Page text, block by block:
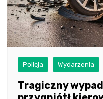
Policja Wydarzenia
Tragiczny